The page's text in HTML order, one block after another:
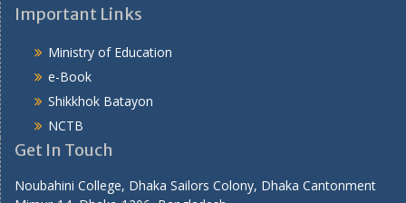
Important Links
Ministry of Education
e-Book
Shikkhok Batayon
NCTB
Get In Touch
Noubahini College, Dhaka Sailors Colony, Dhaka Cantonment